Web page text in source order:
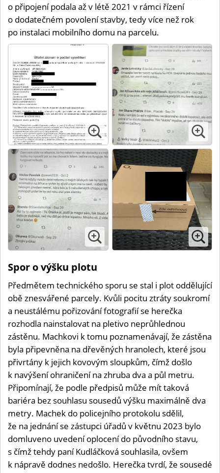
o připojení podala až v létě 2021 v rámci řízení
o dodatečném povolení stavby, tedy více než rok
po instalaci mobilního domu na parcelu.
Spor o výšku plotu
Předmětem technického sporu se stal i plot oddělující
obě znesvářené parcely. Kvůli pocitu ztráty soukromí
a neustálému pořizování fotografií se herečka
rozhodla nainstalovat na pletivo neprůhlednou
zástěnu. Machkovi k tomu poznamenávají, že zástěna
byla připevněna na dřevěných hranolech, které jsou
přivrtány k jejich kovovým sloupkům, čímž došlo
k navýšení ohraničení na zhruba dva a půl metru.
Připomínají, že podle předpisů může mít taková
bariéra bez souhlasu sousedů výšku maximálně dva
metry. Machek do policejního protokolu sdělil,
že na jednání se zástupci úřadů v květnu 2023 bylo
domluveno uvedení oplocení do původního stavu,
s čímž tehdy paní Kudláčková souhlasila, ovšem
k nápravě dodnes nedošlo. Herečka tvrdí, že sousedé